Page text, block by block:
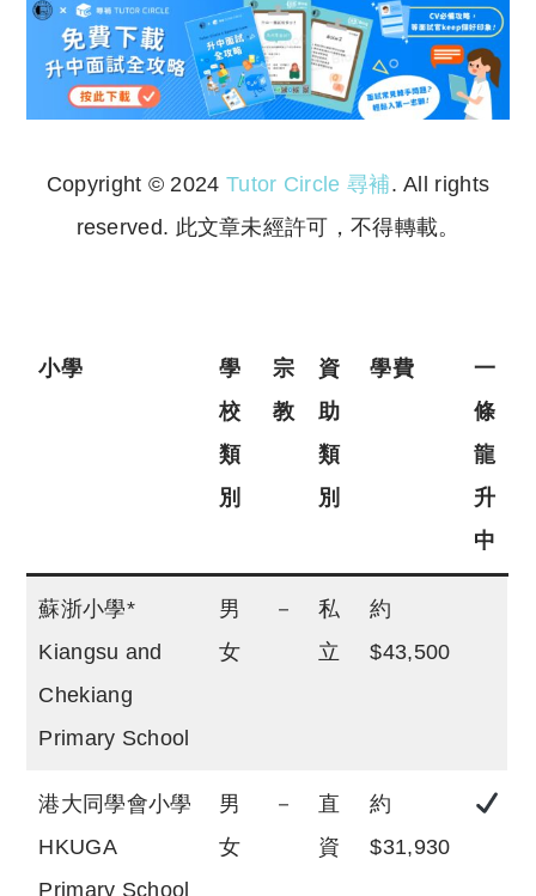
Copyright © 2024 Tutor Circle 尋補. All rights
reserved. 此文章未經許可，不得轉載。
小學
學
校
類
別
宗
教
資
助
類
別
學費
一
條
龍
升
中
蘇浙小學*
Kiangsu and
Chekiang
Primary School
男
女
－
私
立
約
$43,500
港大同學會小學
HKUGA
Primary School
男
女
－
直
資
約
$31,930